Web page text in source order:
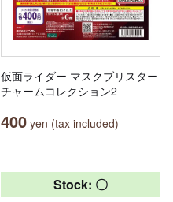
仮面ライダー マスクブリスター
チャームコレクション2
400 yen (tax included)
Stock: 〇